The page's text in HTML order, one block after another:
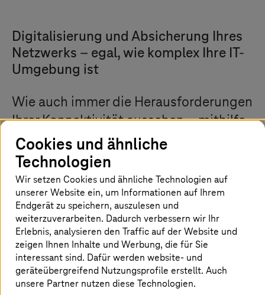
Digitalisierung und Absicherung Ihres
Netzwerks – egal, wie komplex Ihre IT-
Umgebung ist
Wie auch immer die Herausforderungen
Ihrer Konnektivität aussehen – mithilfe
unseres Expertenteams erreichen Sie
Ihre Ziele schneller.
Cisco schaffen Mehrwert für Ihr
Geschäft, mit einem anpassbaren
Portfolio an Lösungen und
Dienstleistungen, das auf maximaler
Sicherheit basiert. Indem wir Ihre
betriebliche Effizienz steigern und das
Erlebnis Ihrer Kunden revolutionieren,
Cookies und ähnliche
Technologien
Wir setzen Cookies und ähnliche Technologien auf
unserer Website ein, um Informationen auf Ihrem
Endgerät zu speichern, auszulesen und
weiterzuverarbeiten. Dadurch verbessern wir Ihr
Erlebnis, analysieren den Traffic auf der Website und
zeigen Ihnen Inhalte und Werbung, die für Sie
interessant sind. Dafür werden website- und
geräteübergreifend Nutzungsprofile erstellt. Auch
unsere Partner nutzen diese Technologien.